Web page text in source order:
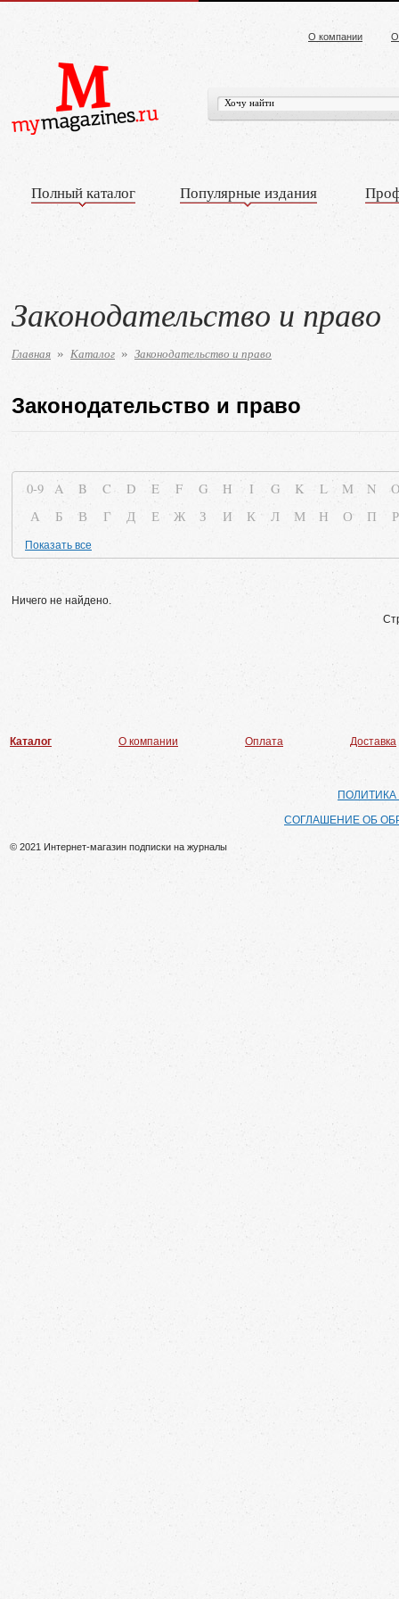
О компании
Полный каталог Популярные издания
Законодательство и право
Главная » Каталог » Законодательство и право
Законодательство и право
0-9 A B C D E F G H I G K L M N
А
Б В Г Д Е Ж З И К Л М Н О П Р
Показать все
Ничего не найдено.
Каталог О компании Оплата Доставка
СОГЛАШЕНИЕ ОБ
© 2021 Интернет-магазин подписки на журналы